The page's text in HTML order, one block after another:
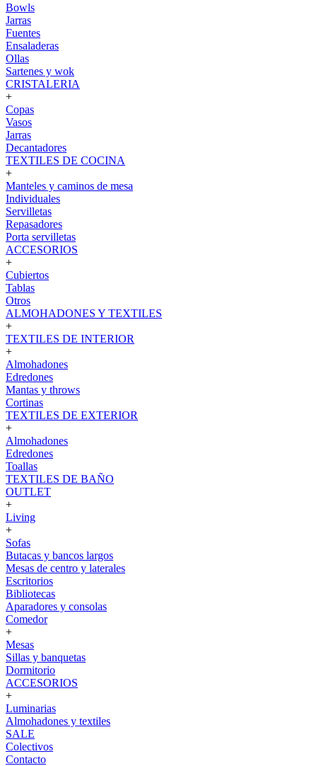
Bowls
Jarras
Fuentes
Ensaladeras
Ollas
Sartenes y wok
CRISTALERIA
+
Copas
Vasos
Jarras
Decantadores
TEXTILES DE COCINA
+
Manteles y caminos de mesa
Individuales
Servilletas
Repasadores
Porta servilletas
ACCESORIOS
+
Cubiertos
Tablas
Otros
ALMOHADONES Y TEXTILES
+
TEXTILES DE INTERIOR
+
Almohadones
Edredones
Mantas y throws
Cortinas
TEXTILES DE EXTERIOR
+
Almohadones
Edredones
Toallas
TEXTILES DE BAÑO
OUTLET
+
Living
+
Sofas
Butacas y bancos largos
Mesas de centro y laterales
Escritorios
Bibliotecas
Aparadores y consolas
Comedor
+
Mesas
Sillas y banquetas
Dormitorio
ACCESORIOS
+
Luminarias
Almohadones y textiles
SALE
Colectivos
Contacto